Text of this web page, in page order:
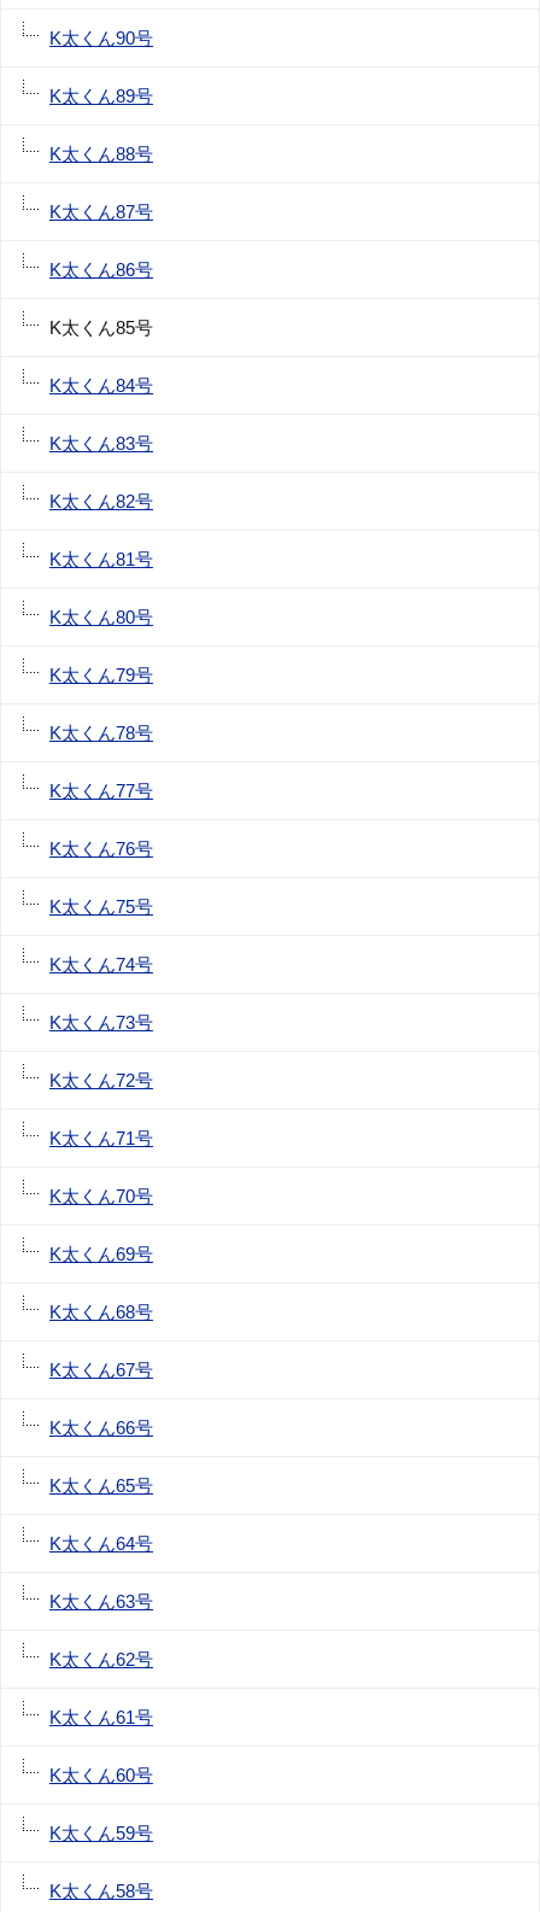
K太くん90号
K太くん89号
K太くん88号
K太くん87号
K太くん86号
K太くん85号
K太くん84号
K太くん83号
K太くん82号
K太くん81号
K太くん80号
K太くん79号
K太くん78号
K太くん77号
K太くん76号
K太くん75号
K太くん74号
K太くん73号
K太くん72号
K太くん71号
K太くん70号
K太くん69号
K太くん68号
K太くん67号
K太くん66号
K太くん65号
K太くん64号
K太くん63号
K太くん62号
K太くん61号
K太くん60号
K太くん59号
K太くん58号